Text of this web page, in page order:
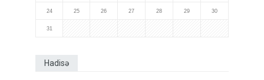
24 25 26 27 28 29 30
31
Hadisə